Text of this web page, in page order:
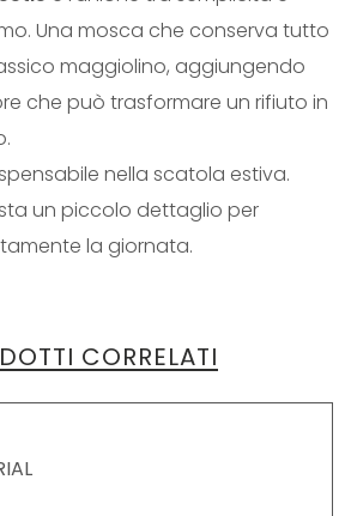
Una mosca che conserva tutto
maggiolino, aggiungendo
che può trasformare un rifiuto in
nella scatola estiva.
un piccolo dettaglio per
la giornata.
CORRELATI